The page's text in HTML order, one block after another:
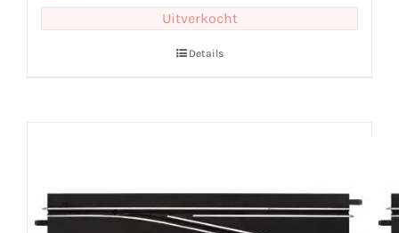
Uitverkocht
Details